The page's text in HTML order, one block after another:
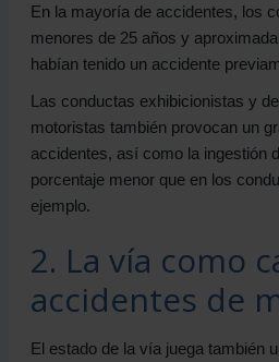
En la mayoría de accidentes, los
menores de 25 años y
habían tenido un accidente
Las conductas exhibicionistas y
motoristas también provocan un
accidentes, así como la ingestión
porcentaje menor que en los
ejemplo.
2. La vía como
accidentes de
El estado de la vía juega también